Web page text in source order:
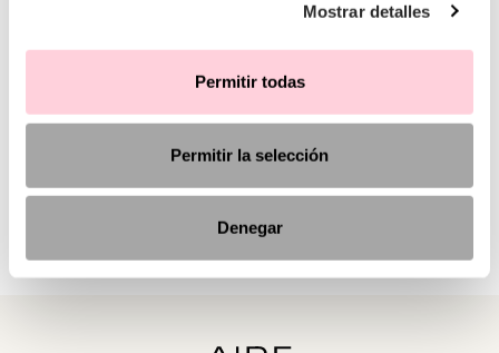
Mostrar detalles
Permitir todas
Permitir la selección
Denegar